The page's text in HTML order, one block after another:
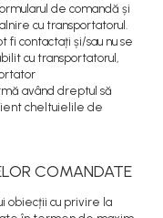
de comandă și
cu transportatorul.
fi contactați și/sau nu se
cu transportatorul,
având dreptul să
cheltuielile de
COMANDATE
obiecții cu privire la